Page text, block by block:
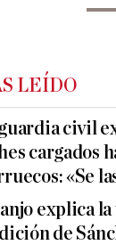
LEÍDO
civil
cargados
«Se
explica
de